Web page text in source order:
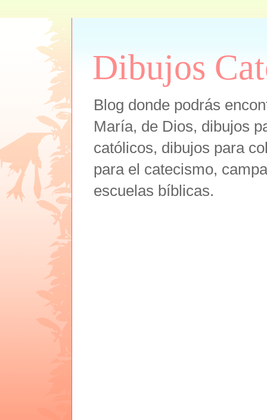
Dibujos
Blog donde podrás
María, de Dios, dibujos
católicos, dibujos para
para el catecismo,
escuelas bíblicas.